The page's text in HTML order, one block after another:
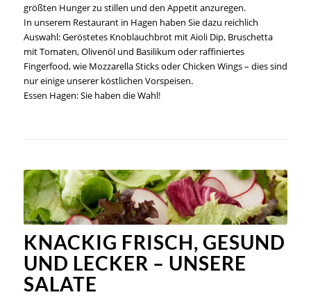
größten Hunger zu stillen und den Appetit anzuregen.
In unserem Restaurant in Hagen haben Sie dazu reichlich
Auswahl: Geröstetes Knoblauchbrot mit Aioli Dip, Bruschetta
mit Tomaten, Olivenöl und Basilikum oder raffiniertes
Fingerfood, wie Mozzarella Sticks oder Chicken Wings – dies sind
nur einige unserer köstlichen Vorspeisen.
Essen Hagen: Sie haben die Wahl!
KNACKIG FRISCH, GESUND
UND LECKER – UNSERE
SALATE